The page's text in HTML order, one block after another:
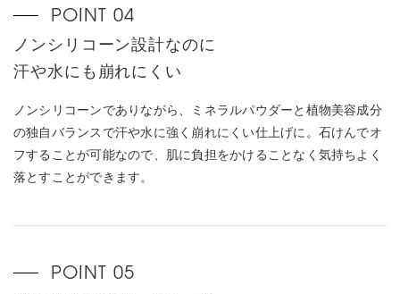
ノンシリコーン設計なのに
汗や水にも崩れにくい
ノンシリコーンでありながら、ミネラルパウダーと植物美容成分
の独自バランスで汗や水に強く崩れにくい仕上げに。石けんでオ
フすることが可能なので、肌に負担をかけることなく気持ちよく
落とすことができます。